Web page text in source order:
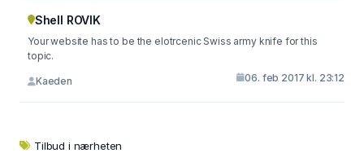
Shell ROVIK
Your website has to be the elotrcenic Swiss army knife for this
topic.
Kaeden 06. feb 2017 kl. 23:12
Tilbud i nærheten